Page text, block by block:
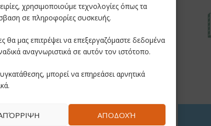
χρησιμοποιούμε τεχνολογίες όπως τα
σε πληροφορίες συσκευής.
θα μας επιτρέψει να επεξεργαζόμαστε δεδομένα
αναγνωριστικά σε αυτόν τον ιστότοπο.
μπορεί να επηρεάσει αρνητικά
ΑΠΟΔΟΧΉ
Ανακοίνωσε έργα-